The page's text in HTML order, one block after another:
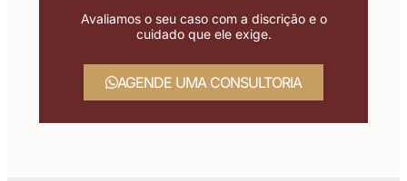
Avaliamos o seu caso com a discrição e o
cuidado que ele exige.
AGENDE UMA CONSULTORIA